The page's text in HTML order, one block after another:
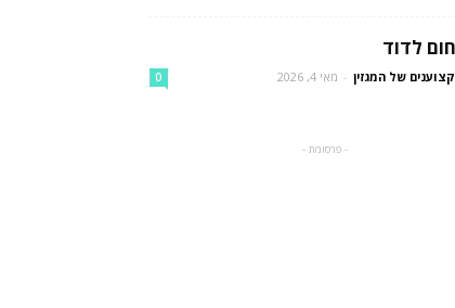
לדוד
של המגזין - מאי 4, 2026 0
- פרסומת -